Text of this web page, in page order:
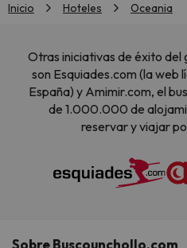
Inicio Hoteles Oceania
Otras iniciativas de éxito del
son Esquiades.com (la web
España) y Amimir.com, el
de 1.000.000 de
reservar y viajar